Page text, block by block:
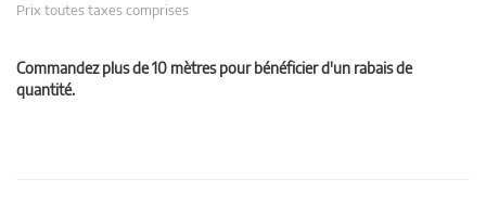
Prix toutes taxes comprises
Commandez plus de 10 mètres pour bénéficier d'un rabais de
quantité.